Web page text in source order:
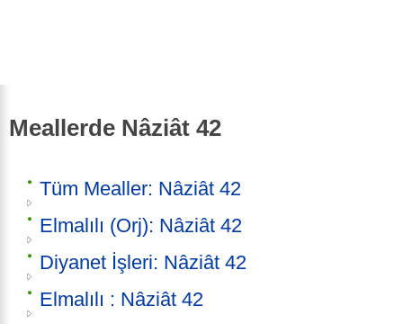
Meallerde Nâziât 42
Tüm Mealler: Nâziât 42
Elmalılı (Orj): Nâziât 42
Diyanet İşleri: Nâziât 42
Elmalılı : Nâziât 42